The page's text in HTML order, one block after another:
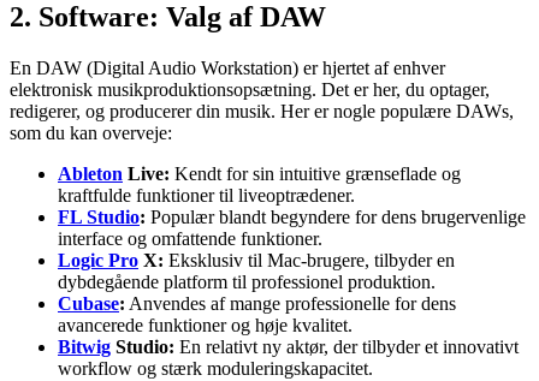
2. Software: Valg af DAW
En DAW (Digital Audio Workstation) er hjertet af enhver
elektronisk musikproduktionsopsætning. Det er her, du optager,
redigerer, og producerer din musik. Her er nogle populære DAWs,
som du kan overveje:
Ableton Live: Kendt for sin intuitive grænseflade og
kraftfulde funktioner til liveoptrædener.
FL Studio: Populær blandt begyndere for dens brugervenlige
interface og omfattende funktioner.
Logic Pro X: Eksklusiv til Mac-brugere, tilbyder en
dybdegående platform til professionel produktion.
Cubase: Anvendes af mange professionelle for dens
avancerede funktioner og høje kvalitet.
Bitwig Studio: En relativt ny aktør, der tilbyder et innovativt
workflow og stærk moduleringskapacitet.